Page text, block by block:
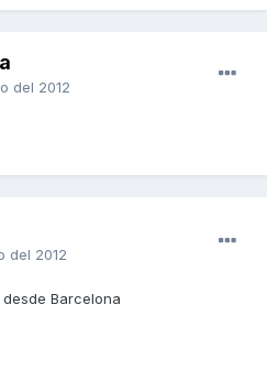
del 2012
del 2012
Barcelona